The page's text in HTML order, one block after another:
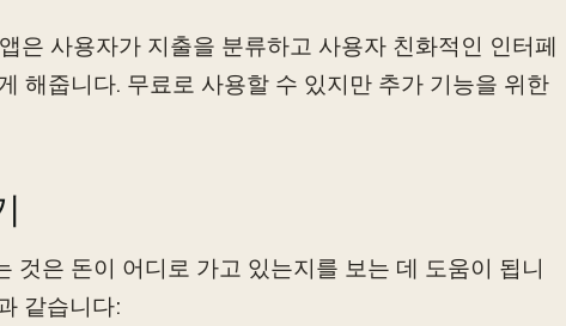
은 사용자가 지출을 분류하고 사용자 친화적인 인터페
해줍니다. 무료로 사용할 수 있지만 추가 기능을 위한
것은 돈이 어디로 가고 있는지를 보는 데 도움이 됩니
같습니다: